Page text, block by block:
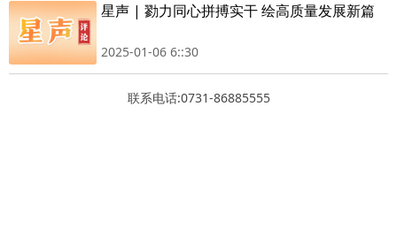
星声 | 勠力同心拼搏实干 绘高质量发展新篇
2025-01-06 6::30
联系电话:0731-86885555